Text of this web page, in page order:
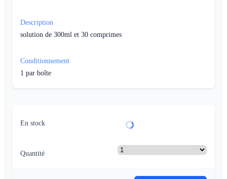
Description
solution de 300ml et 30 comprimes
Conditionnement
1 par boîte
En stock
Quantité